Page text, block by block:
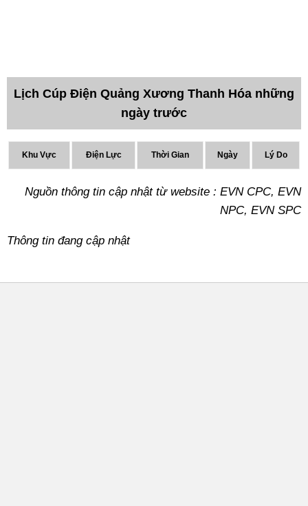
Lịch Cúp Điện Quảng Xương Thanh Hóa những
ngày trước
Khu Vực Điện Lực Thời Gian Ngày Lý Do
Nguồn thông tin cập nhật từ website : EVN CPC, EVN
NPC, EVN SPC
Thông tin đang cập nhật